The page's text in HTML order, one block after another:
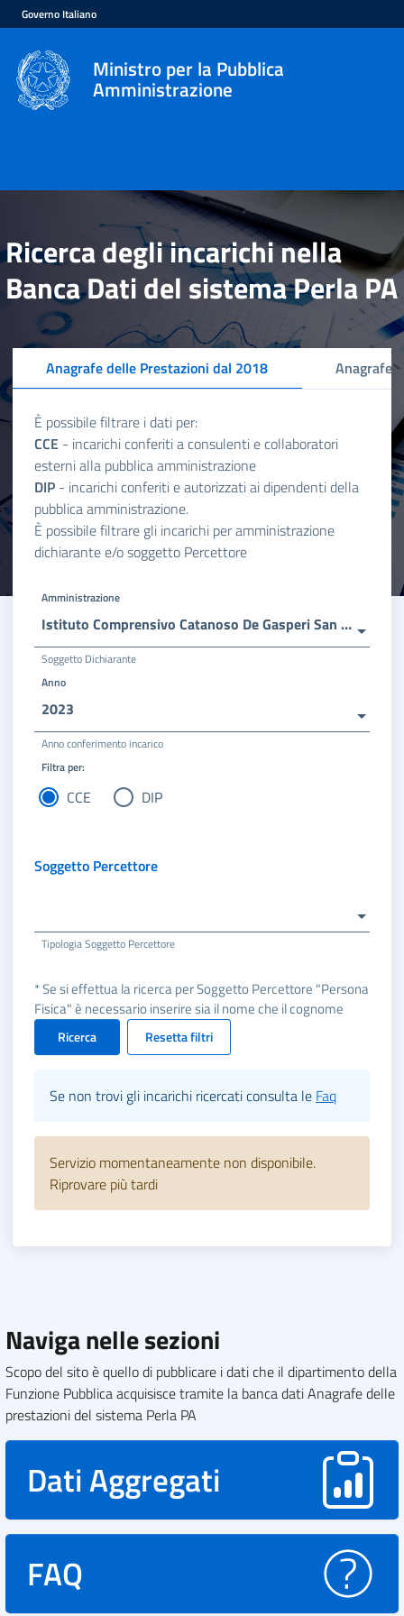
Governo Italiano
Ministro per la Pubblica
Amministrazione
Ricerca degli incarichi nella
Banca Dati del sistema Perla PA
Anagrafe delle Prestazioni dal 2018 Anagrafe
È possibile filtrare i dati per:
CCE - incarichi conferiti a consulenti e collaboratori
esterni alla pubblica amministrazione
DIP - incarichi conferiti e autorizzati ai dipendenti della
pubblica amministrazione.
È possibile filtrare gli incarichi per amministrazione
dichiarante e/o soggetto Percettore
Amministrazione
Istituto Comprensivo Catanoso De Gasperi San Sperato Cardeto
Soggetto Dichiarante
Anno
2023
Anno conferimento incarico
Filtra per:
CCE DIP
Soggetto Percettore
Tipologia Soggetto Percettore
* Se si effettua la ricerca per Soggetto Percettore "Persona
Fisica" è necessario inserire sia il nome che il cognome
Ricerca Resetta filtri
Se non trovi gli incarichi ricercati consulta le Faq
Servizio momentaneamente non disponibile.
Riprovare più tardi
Naviga nelle sezioni
Scopo del sito è quello di pubblicare i dati che il dipartimento della
Funzione Pubblica acquisisce tramite la banca dati Anagrafe delle
prestazioni del sistema Perla PA
Dati Aggregati
FAQ